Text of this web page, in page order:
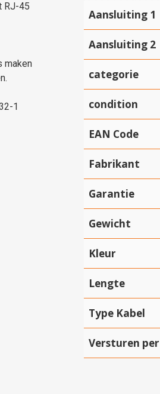
RJ-45
maken
1
Aansluiting 1
Aansluiting 2
categorie
condition
EAN Code
Fabrikant
Garantie
Gewicht
Kleur
Lengte
Type Kabel
Versturen per